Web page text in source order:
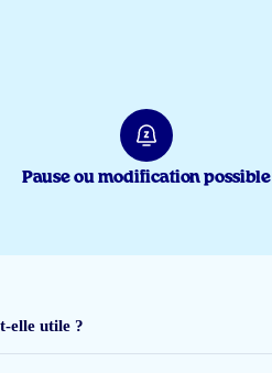
Pause ou modification possible
elle utile ?